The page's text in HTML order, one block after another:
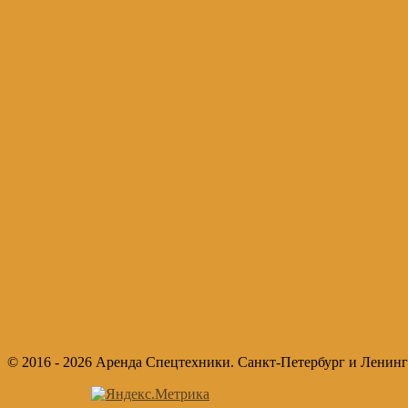
© 2016 - 2026 Аренда Спецтехники. Санкт-Петербург и